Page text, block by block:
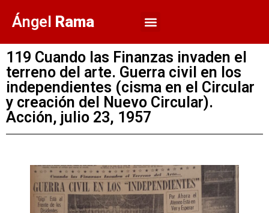
Ángel Rama
119 Cuando las Finanzas invaden el
terreno del arte. Guerra civil en los
independientes (cisma en el Circular
y creación del Nuevo Circular).
Acción, julio 23, 1957